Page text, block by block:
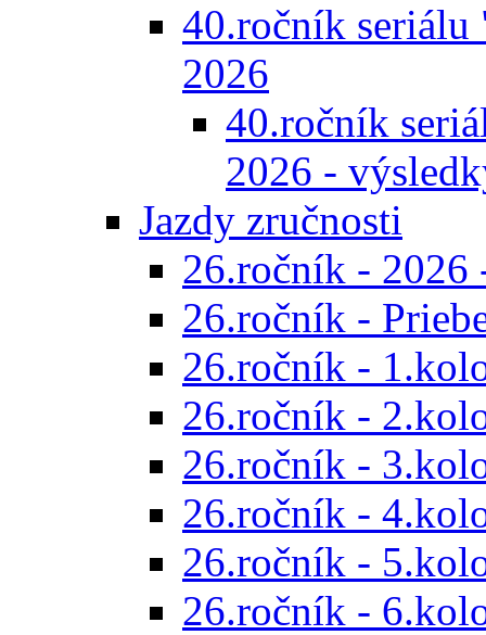
40.ročník
2026
40.ročník
2026 -
Jazdy zručnosti
26.ročník - 2026
26.ročník -
26.ročník -
26.ročník -
26.ročník -
26.ročník -
26.ročník -
26.ročník -